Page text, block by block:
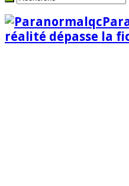
réalité dépasse la